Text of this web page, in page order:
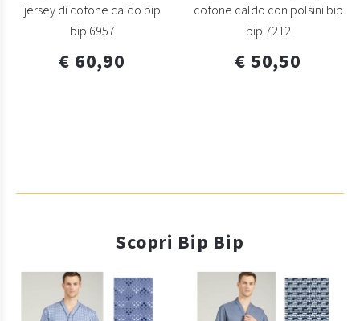
jersey di cotone caldo bip
bip 6957
€ 60,90
cotone caldo con polsini bip
bip 7212
€ 50,50
Scopri Bip Bip